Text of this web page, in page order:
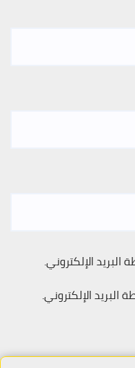
الإلكتروني.
البريد الإلكتروني.